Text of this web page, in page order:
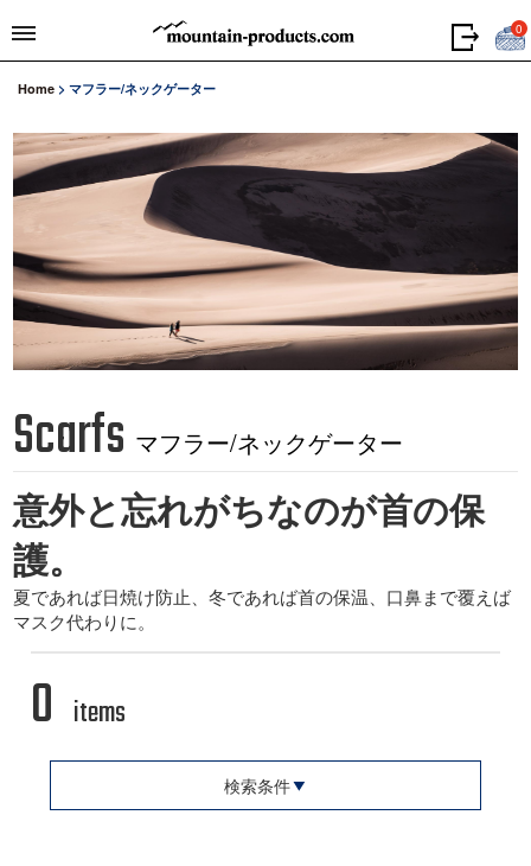
0
Home > マフラー/ネックゲーター
Scarfs マフラー/ネックゲーター
意外と忘れがちなのが首の保
護。
夏であれば日焼け防止、冬であれば首の保温、口鼻まで覆えば
マスク代わりに。
0 items
検索条件